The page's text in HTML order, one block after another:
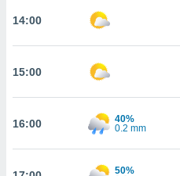
se
o
Puedes
14:00
15:00
16:00
40%
0.2 mm
50%